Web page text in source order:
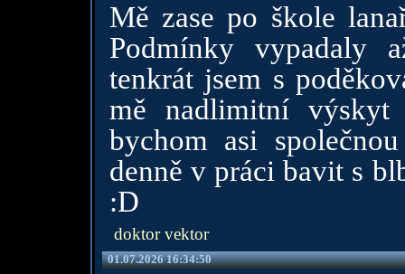
Mě zase po škole
Podmínky vypadaly
tenkrát jsem s
mě nadlimitní
bychom asi
denně v práci bavit s
:D
doktor vektor
01.07.2026 16:34:50